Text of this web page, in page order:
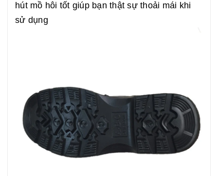
hút mồ hôi tốt giúp bạn thật sự thoải mái khi
sử dụng